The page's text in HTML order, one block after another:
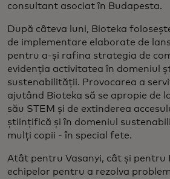
consultant asociat în Budapesta.
După câteva luni, Bioteka
de implementare elaborate de
pentru a-și rafina strategia de
evidenția activitatea în domeniul
sustenabilității. Provocarea a
ajutând Bioteka să se apropie de
său STEM și de extinderea
științifică și în domeniul
mulți copii - în special fete.
Atât pentru Vasanyi, cât și pentru
echipelor pentru a rezolva